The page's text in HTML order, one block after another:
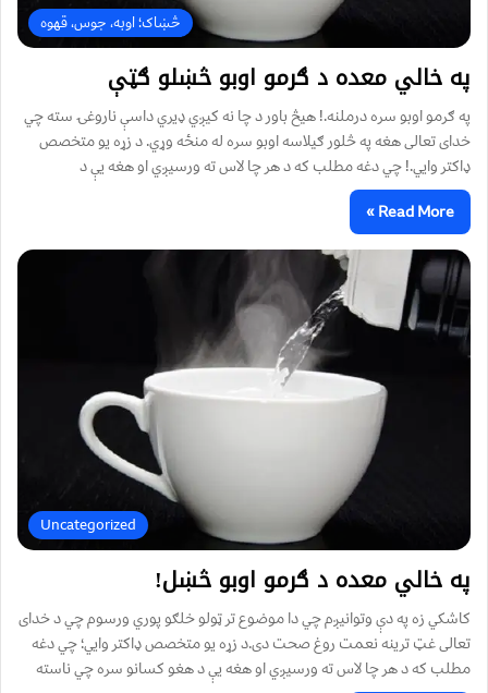
څښاک؛ اوبه، جوس، قهوه
په خالي معده د ګرمو اوبو څښلو ګټې
په ګرمو اوبو سره درملنه.! هیڅ باور د چا نه کیږي ډيري داسې ناروغۍ سته چي
خدای تعالی هغه په څلور ګیلاسه اوبو سره له منځه وړي. د زړه یو متخصص
ډاکتر وايي.! چي دغه مطلب که د هر چا لاس ته ورسیږي او هغه يې د
Read More »
Uncategorized
په خالي معده د ګرمو اوبو څښل!
کاشکي زه په دې وتوانيږم چي دا موضوع تر ټولو خلګو پوري ورسوم چي د خدای
تعالی غټ ترینه نعمت روغ صحت دی.د زړه یو متخصص ډاکتر وايي؛ چي دغه
مطلب که د هر چا لاس ته ورسیږي او هغه يې د هغو کسانو سره چي ناسته